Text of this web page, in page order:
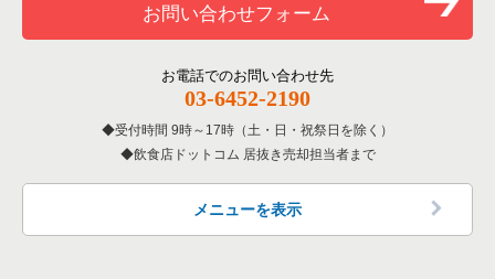
洋食の居抜き売却物件の案件一覧
その他の居抜き売却物件の案件一覧
神戸市北区の飲食店の居抜き売却物件の案件一覧
神戸市西区の飲食店の居抜き売却物件の案件一覧
兵庫県の居酒屋・ダイニングバーの居抜き売却物件の案件一覧
兵庫県の専門料理の居抜き売却物件の案件一覧
兵庫県の和食の居抜き売却物件の案件一覧
兵庫県の洋食の居抜き売却物件の案件一覧
神戸三宮駅のその他の居抜き売却物件の案件一覧
お問い合わせフォーム
お電話でのお問い合わせ先
03-6452-2190
受付時間 9時～17時（土・日・祝祭日を除く）
飲食店ドットコム 居抜き売却担当者まで
メニューを表示